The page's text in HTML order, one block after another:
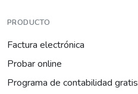
PRODUCTO
Factura electrónica
Probar online
Programa de contabilidad gratis